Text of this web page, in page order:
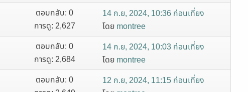
ตอบกลับ: 0
การดู: 2,627
14 ก.ย, 2024, 10:36 ก่อนเที่ยง
โดย montree
ตอบกลับ: 0
การดู: 2,684
14 ก.ย, 2024, 10:03 ก่อนเที่ยง
โดย montree
ตอบกลับ: 0
12 ก.ย, 2024, 11:15 ก่อนเที่ยง